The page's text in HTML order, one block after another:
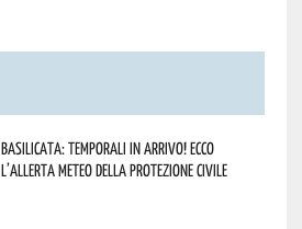
Basilicata: temporali in arrivo! Ecco
l’allerta meteo della Protezione civile